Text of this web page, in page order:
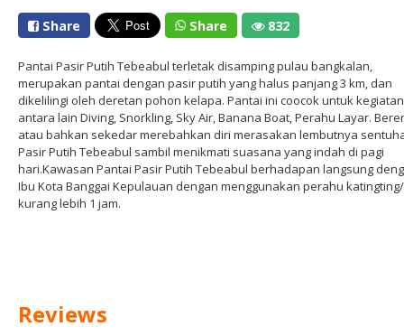
Share Share 832
Pantai Pasir Putih Tebeabul terletak disamping pulau bangkalan,
merupakan pantai dengan pasir putih yang halus panjang 3 km, dan
dikelilingi oleh deretan pohon kelapa. Pantai ini coocok untuk kegiatan
antara lain Diving, Snorkling, Sky Air, Banana Boat, Perahu Layar.
atau bahkan sekedar merebahkan diri merasakan lembutnya
Pasir Putih Tebeabul sambil menikmati suasana yang indah di pagi
hari.Kawasan Pantai Pasir Putih Tebeabul berhadapan langsung
Ibu Kota Banggai Kepulauan dengan menggunakan perahu
kurang lebih 1 jam.
Reviews